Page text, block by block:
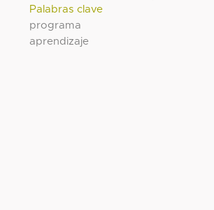
Palabras clave
programa
aprendizaje